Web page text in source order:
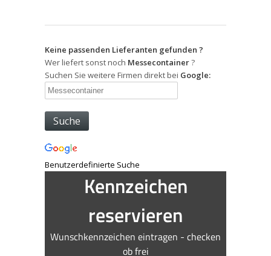
Keine passenden Lieferanten gefunden ?
Wer liefert sonst noch Messecontainer?
Suchen Sie weitere Firmen direkt bei Google:
Benutzerdefinierte Suche